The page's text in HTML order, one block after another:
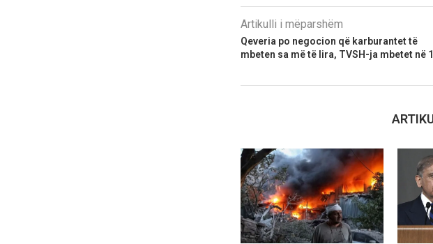
Artikulli i mëparshëm
Qeveria po negocion që karburantet të
mbeten sa më të lira, TVSH-ja mbetet në